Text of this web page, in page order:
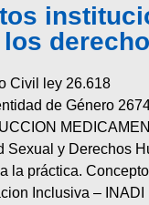
Civil ley 26.618
de Género
Sexual y Derechos
la práctica.
Inclusiva – INADI